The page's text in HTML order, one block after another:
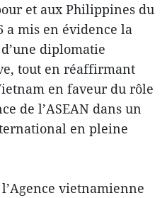
et aux Philippines du
a mis en évidence la
diplomatie
tout en réaffirmant
en faveur du rôle
de l’ASEAN dans un
en pleine
vietnamienne